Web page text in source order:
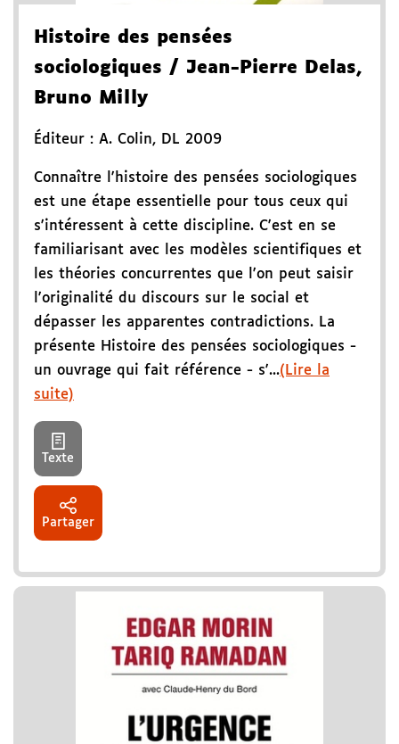
Histoire des pensées
sociologiques / Jean-Pierre Delas,
Bruno Milly
Éditeur : A. Colin, DL 2009
Connaître l'histoire des pensées sociologiques
est une étape essentielle pour tous ceux qui
s'intéressent à cette discipline. C'est en se
familiarisant avec les modèles scientifiques et
les théories concurrentes que l'on peut saisir
l'originalité du discours sur le social et
dépasser les apparentes contradictions. La
présente Histoire des pensées sociologiques -
un ouvrage qui fait référence - s'...(Lire la
suite)
Texte
Partager